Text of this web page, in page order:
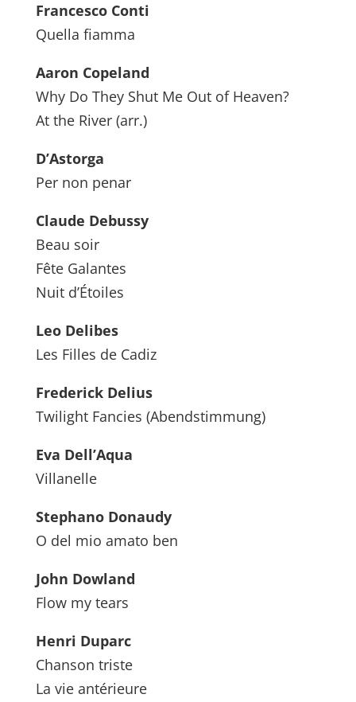
Francesco Conti
Quella fiamma
Aaron Copeland
Why Do They Shut Me Out of Heaven?
At the River (arr.)
D’Astorga
Per non penar
Claude Debussy
Beau soir
Fête Galantes
Nuit d’Étoiles
Leo Delibes
Les Filles de Cadiz
Frederick Delius
Twilight Fancies (Abendstimmung)
Eva Dell’Aqua
Villanelle
Stephano Donaudy
O del mio amato ben
John Dowland
Flow my tears
Henri Duparc
Chanson triste
La vie antérieure